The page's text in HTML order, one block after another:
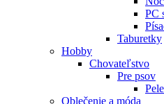
PC
Taburetky
Hobby
Chovateľstvo
Pre psov
Oblečenie a móda